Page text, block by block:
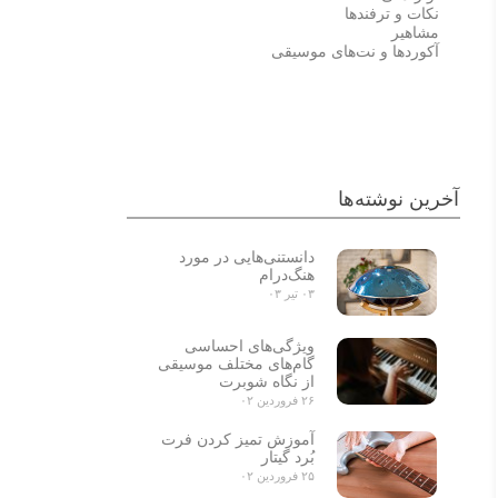
نکات و ترفندها
مشاهیر
آکوردها و نت‌های موسیقی
آخرین نوشته‌ها
دانستنی‌هایی در مورد
هنگ‌درام
۰۳ تیر ۰۳
ویژگی‌های احساسی
گام‌های مختلف موسیقی
از نگاه شوبرت
۲۶ فروردین ۰۲
آموزش تمیز کردن فرت
بُرد گیتار
۲۵ فروردین ۰۲